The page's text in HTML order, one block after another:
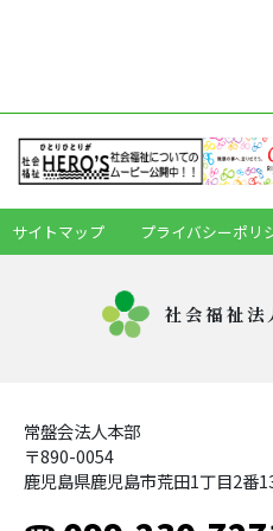
サイトマップ プライバシーポリ
社会福祉法
常盤会法人本部
〒890-0054
鹿児島県鹿児島市荒田1丁目2番